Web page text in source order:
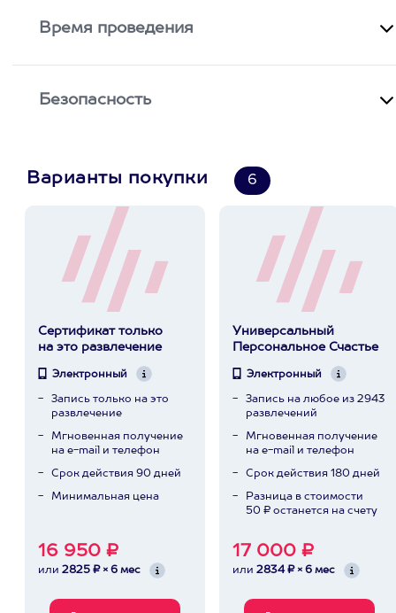
Время проведения
Безопасность
Варианты покупки 6
Сертификат только
на это развлечение
Электронный
Запись только на это
развлечение
Мгновенная получение
на e-mail и телефон
Срок действия 90 дней
Минимальная цена
16 950 ₽
или 2825 ₽ × 6 мес
Универсальный
Персональное Счастье
Электронный
Запись на любое из 2943
развлечений
Мгновенная получение
на e-mail и телефон
Срок действия 180 дней
Разница в стоимости
50 ₽ останется на счету
17 000 ₽
или 2834 ₽ × 6 мес